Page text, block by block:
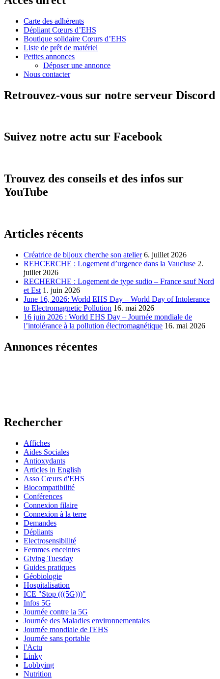
Carte des adhérents
Dépliant Cœurs d’EHS
Boutique solidaire Cœurs d’EHS
Liste de prêt de matériel
Petites annonces
Déposer une annonce
Nous contacter
Retrouvez-vous sur notre serveur Discord
Suivez notre actu sur Facebook
Trouvez des conseils et des infos sur
YouTube
Articles récents
Créatrice de bijoux cherche son atelier 6. juillet 2026
REHCERCHE : Logement d’urgence dans la Vaucluse 2.
juillet 2026
RECHERCHE : Logement de type sudio – France sauf Nord
et Est 1. juin 2026
June 16, 2026: World EHS Day – World Day of Intolerance
to Electromagnetic Pollution 16. mai 2026
16 juin 2026 : World EHS Day – Journée mondiale de
l’intolérance à la pollution électromagnétique 16. mai 2026
Annonces récentes
Rechercher
Affiches
Aides Sociales
Antioxydants
Articles in English
Asso Cœurs d'EHS
Biocompatibilité
Conférences
Connexion filaire
Connexion à la terre
Demandes
Dépliants
Electrosensibilité
Femmes enceintes
Giving Tuesday
Guides pratiques
Géobiologie
Hospitalisation
ICE "Stop (((5G)))"
Infos 5G
Journée contre la 5G
Journée des Maladies environnementales
Journée mondiale de l'EHS
Journée sans portable
l'Actu
Linky
Lobbying
Nutrition